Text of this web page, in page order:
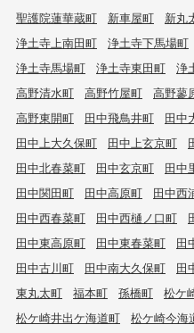
聖護院蓮華蔵町
新車屋町 新丸
浄土寺上南田町
浄土寺下馬場町
浄土寺馬場町
浄土寺東田町 浄
高野清水町
高野竹屋町 高野蓼
高野東開町
田中飛鳥井町 田中
田中上大久保町
田中上玄京町
田中北春菜町
田中玄京町 田中
田中関田町
田中高原町 田中西
田中西春菜町
田中西樋ノ口町
田中東高原町
田中東春菜町 田
田中古川町
田中南大久保町 田
東丸太町
福本町 孫橋町 松ケ
松ケ崎井出ケ海道町
松ケ崎今海